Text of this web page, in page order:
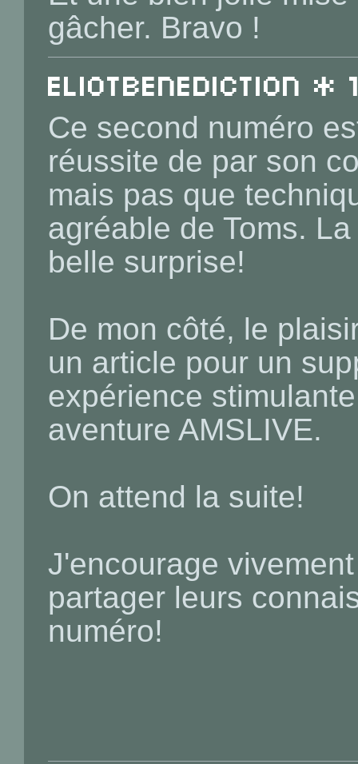
gâcher. Bravo !
EliotBenediction *
Ce second numéro
réussite de par son
mais pas que
agréable de Toms.
belle surprise!
De mon côté, le
un article pour un
expérience
aventure AMSLIVE.
On attend la suite!
J'encourage
partager leurs
numéro!